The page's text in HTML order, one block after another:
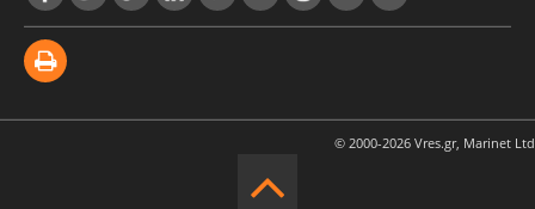
© 2000-2026 Vres.gr, Marinet Ltd